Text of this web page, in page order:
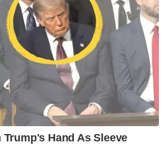
Hand As Sleeve